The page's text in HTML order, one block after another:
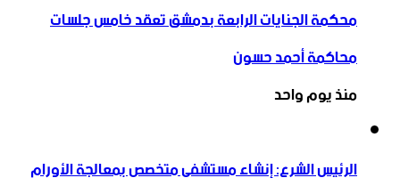
محكمة الجنايات الرابعة بدمشق تعقد خامس جلسات
محاكمة أحمد حسون
منذ يوم واحد
الرئيس الشرع: إنشاء ‌‏مستشفى متخصص بمعالجة الأورام